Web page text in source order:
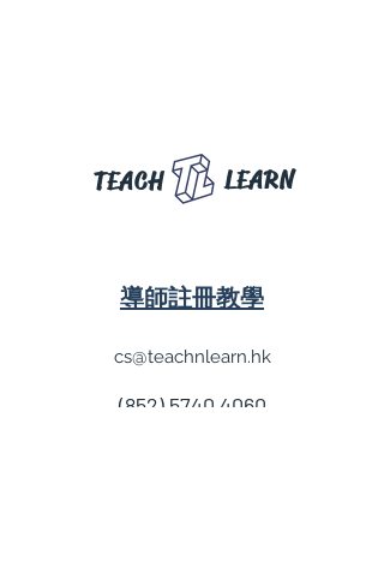
LEARN
TEACH
導師註冊教學
cs@teachnlearn.hk
(852) 5740 4060